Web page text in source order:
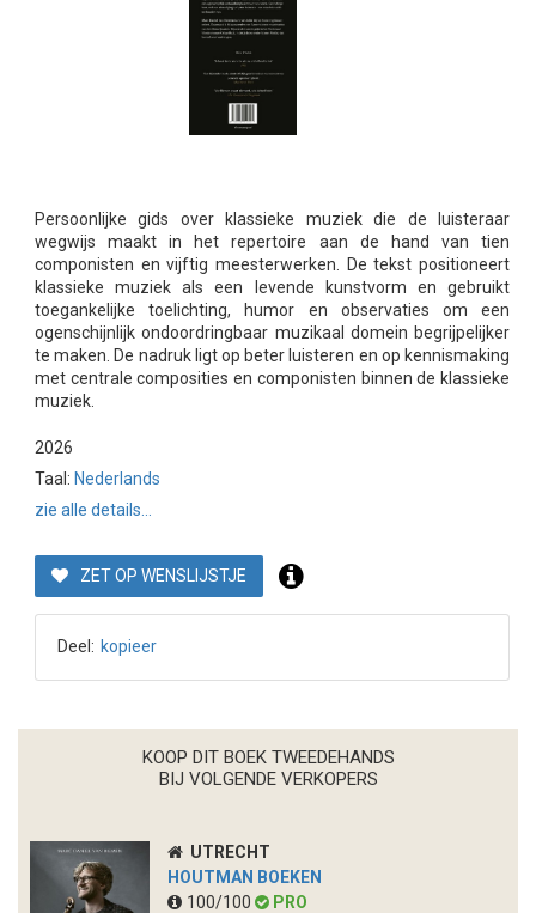
Persoonlijke gids over klassieke muziek die de luisteraar
wegwijs maakt in het repertoire aan de hand van tien
componisten en vijftig meesterwerken. De tekst positioneert
klassieke muziek als een levende kunstvorm en gebruikt
toegankelijke toelichting, humor en observaties om een
ogenschijnlijk ondoordringbaar muzikaal domein begrijpelijker
te maken. De nadruk ligt op beter luisteren en op kennismaking
met centrale composities en componisten binnen de klassieke
muziek.
2026
Taal: Nederlands
zie alle details...
ZET OP WENSLIJSTJE
Deel: kopieer
KOOP DIT BOEK TWEEDEHANDS
BIJ VOLGENDE VERKOPERS
UTRECHT
HOUTMAN BOEKEN
100/100
PRO